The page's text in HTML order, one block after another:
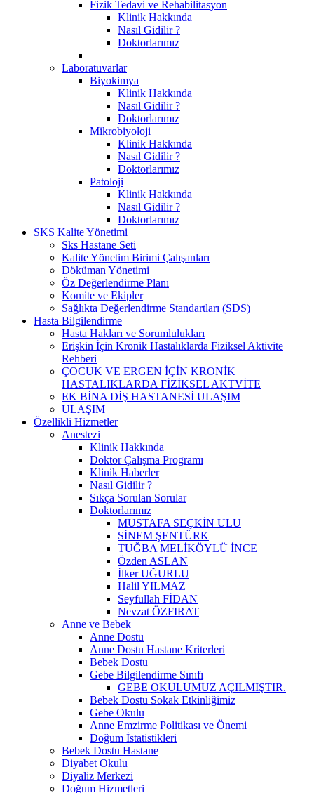
Fizik Tedavi ve Rehabilitasyon
Klinik Hakkında
Nasıl Gidilir ?
Doktorlarımız
Laboratuvarlar
Biyokimya
Klinik Hakkında
Nasıl Gidilir ?
Doktorlarımız
Mikrobiyoloji
Klinik Hakkında
Nasıl Gidilir ?
Doktorlarımız
Patoloji
Klinik Hakkında
Nasıl Gidilir ?
Doktorlarımız
SKS Kalite Yönetimi
Sks Hastane Seti
Kalite Yönetim Birimi Çalışanları
Döküman Yönetimi
Öz Değerlendirme Planı
Komite ve Ekipler
Sağlıkta Değerlendirme Standartları (SDS)
Hasta Bilgilendirme
Hasta Hakları ve Sorumlulukları
Erişkin İçin Kronik Hastalıklarda Fiziksel Aktivite
Rehberi
ÇOCUK VE ERGEN İÇİN KRONİK
HASTALIKLARDA FİZİKSEL AKTVİTE
EK BİNA DİŞ HASTANESİ ULAŞIM
ULAŞIM
Özellikli Hizmetler
Anestezi
Klinik Hakkında
Doktor Çalışma Programı
Klinik Haberler
Nasıl Gidilir ?
Sıkça Sorulan Sorular
Doktorlarımız
MUSTAFA SEÇKİN ULU
SİNEM ŞENTÜRK
TUĞBA MELİKÖYLÜ İNCE
Özden ASLAN
İlker UĞURLU
Halil YILMAZ
Seyfullah FİDAN
Nevzat ÖZFIRAT
Anne ve Bebek
Anne Dostu
Anne Dostu Hastane Kriterleri
Bebek Dostu
Gebe Bilgilendirme Sınıfı
GEBE OKULUMUZ AÇILMIŞTIR.
Bebek Dostu Sokak Etkinliğimiz
Gebe Okulu
Anne Emzirme Politikası ve Önemi
Doğum İstatistikleri
Bebek Dostu Hastane
Diyabet Okulu
Diyaliz Merkezi
Doğum Hizmetleri